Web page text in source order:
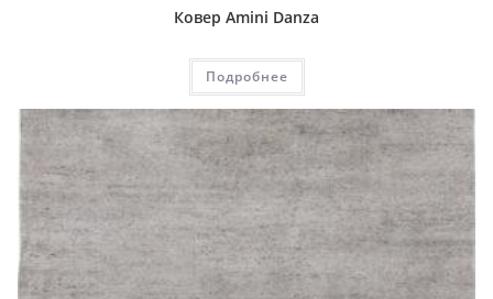
Ковер Amini Danza
Подробнее